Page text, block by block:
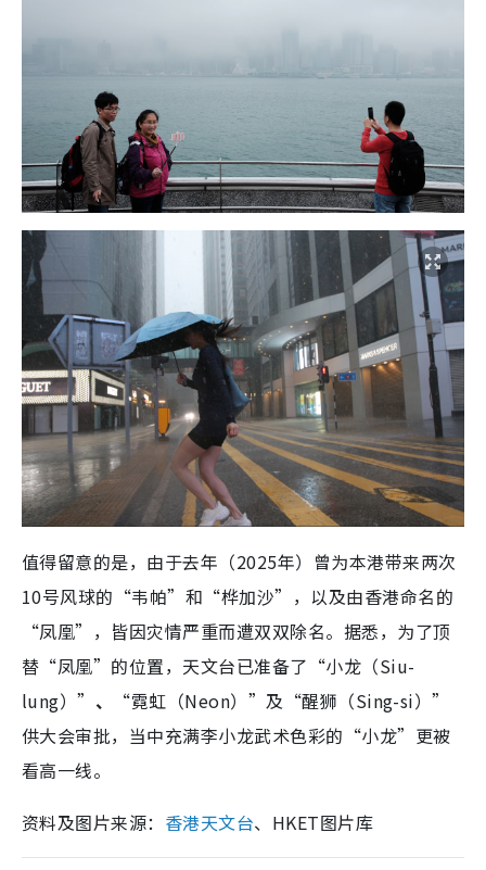
值得留意的是，由于去年（2025年）曾为本港带来两次
10号风球的“韦帕”和“桦加沙”，以及由香港命名的
“凤凰”，皆因灾情严重而遭双双除名。据悉，为了顶
替“凤凰”的位置，天文台已准备了“小龙（Siu-
lung）” 、
“霓虹（Neon）”及“醒狮（Sing-si）”
供大会审批，当中充满李小龙武术色彩的“小龙”更被
看高一线。
资料及图片来源： 香港天文台、HKET图片库